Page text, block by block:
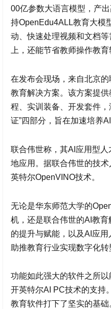
00亿参数大语言模型，产
持OpenEdu4ALL教育大模
动、快速处理视频和文档
上，还能节省教师操作教
在发布会现场，来自北京
教育解决方案。该方案提
程、实训装备、开发套件，
证”四部分，旨在加速培养
联合伟世称，其AI应用型
地应用。据联合伟世的技
英特尔OpenVINO技术。
无论是华东师范大学的
机，还是联合伟世的AI教
的提升与赋能，以及AI应
助推教育行业实现数字化转
功能如此强大的软件之所
开英特尔AI PC技术的支持
教育软件打下了坚实的基